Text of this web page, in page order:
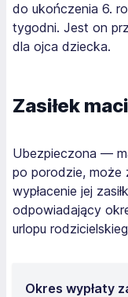
do ukończenia 6.
tygodni. Jest on
dla ojca dziecka.
Zasiłek
Ubezpieczona —
po porodzie, może
wypłacenie jej
odpowiadający
urlopu
Okres wypłaty